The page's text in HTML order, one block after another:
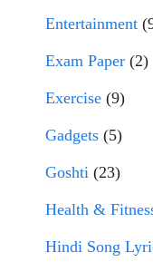
Entertainment
Exam Paper (2)
Exercise (9)
Gadgets (5)
Goshti (23)
Health &
Hindi Song